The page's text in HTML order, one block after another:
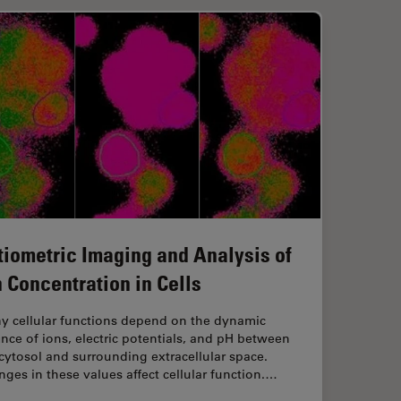
Imaging and Analysis of
Concentration in Cells
cellular functions depend on the dynamic
of ions, electric potentials, and pH between
and surrounding extracellular space.
in these values affect cellular function.…